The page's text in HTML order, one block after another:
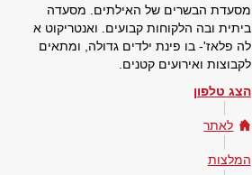
מסעדת הבשרים של האילתים. מסעדה
ביתית ובה הלקוחות קבועים. ואנטריקוט א
לה פלאז'- בו פינת ילדים גדולה, ומתאים
לקבוצות ואירועים קטנים.
הצג טלפון
לאתר
המלצות